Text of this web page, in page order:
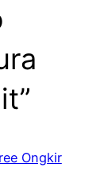
Ongkir